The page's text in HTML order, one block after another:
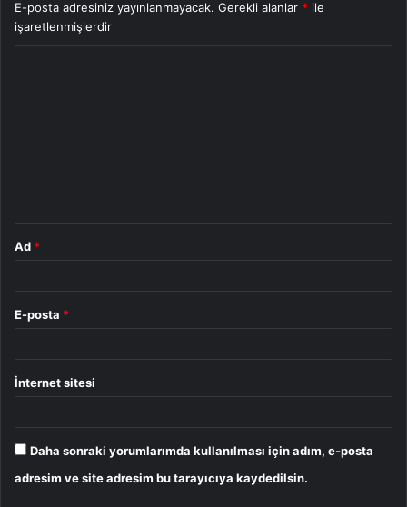
E-posta adresiniz yayınlanmayacak. Gerekli alanlar * ile
işaretlenmişlerdir
Ad *
E-posta *
İnternet sitesi
Daha sonraki yorumlarımda kullanılması için adım, e-posta
adresim ve site adresim bu tarayıcıya kaydedilsin.